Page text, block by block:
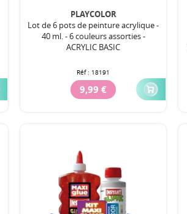
PLAYCOLOR
Lot de 6 pots de peinture acrylique -
40 ml. - 6 couleurs assorties -
ACRYLIC BASIC
Réf : 18191
9,99 €